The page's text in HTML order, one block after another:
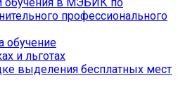
профессионального
обучение
и льготах
выделения бесплатных мест